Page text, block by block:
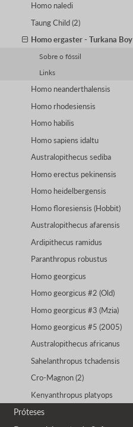
Homo naledi
Taung Child (2)
Homo ergaster - Turkana Boy
Sobre o fóssil
Links
Homo neanderthalensis
Homo rhodesiensis
Homo habilis
Homo sapiens idaltu
Australopithecus sediba
Homo erectus pekinensis
Homo heidelbergensis
Homo floresiensis (Hobbit)
Australopithecus afarensis
Ardipithecus ramidus
Paranthropus robustus
Homo georgicus
Homo georgicus #2 (Old)
Homo georgicus #3 (Mzia)
Homo georgicus #5 (2005)
Australopithecus africanus
Sahelanthropus tchadensis
Cro-Magnon (2)
Kenyanthropus platyops
Próteses